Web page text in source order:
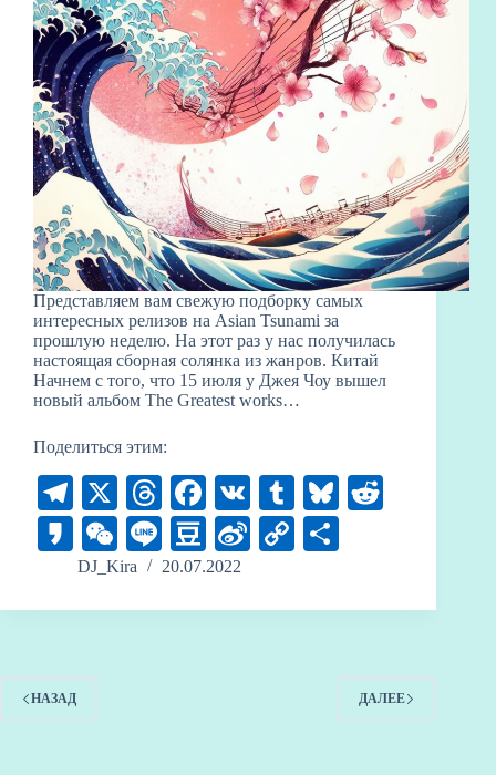
Представляем вам свежую подборку самых
интересных релизов на Asian Tsunami за
прошлую неделю. На этот раз у нас получилась
настоящая сборная солянка из жанров. Китай
Начнем с того, что 15 июля у Джея Чоу вышел
новый альбом The Greatest works…
Поделиться этим:
Te
le
gr
a
X
T
hr
ea
ds
Fa
ce
bo
ok
V
K
T
u
m
bl
Bl
y
t
K
ak
ao
W
e
C
Li
ne
D
ou
ba
Si
W
C
y
ра
ть
DJ_Kira 20.07.2022
НАЗАД ДАЛЕЕ